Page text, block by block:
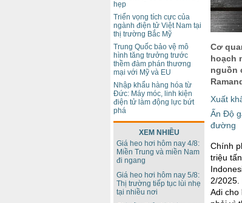
Cơ
hoạch
nguồn
Xuất
Ấn Độ
đường
Chính
triệu
2/
Adi cho
hẹp
Triển vọng tích cực của
ngành điện tử Việt Nam tại
thị trường Bắc Mỹ
Trung Quốc bảo vệ mô
hình tăng trưởng trước
thềm đàm phán thương
mại với Mỹ và EU
Nhập khẩu hàng hóa từ
Đức: Máy móc, linh kiện
điện tử làm động lực bứt
phá
XEM NHIỀU
Giá heo hơi hôm nay 4/8:
Miền Trung và miền Nam
đi ngang
Giá heo hơi hôm nay 5/8:
Thị trường tiếp tục lùi nhẹ
tại nhiều nơi